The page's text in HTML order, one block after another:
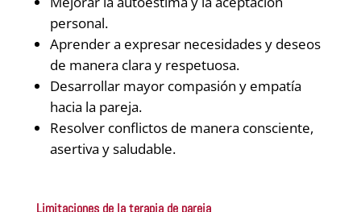
personal.
Aprender a expresar necesidades y deseos
de manera clara y respetuosa.
Desarrollar mayor compasión y empatía
hacia la pareja.
Resolver conflictos de manera consciente,
asertiva y saludable.
Limitaciones de la terapia de pareja